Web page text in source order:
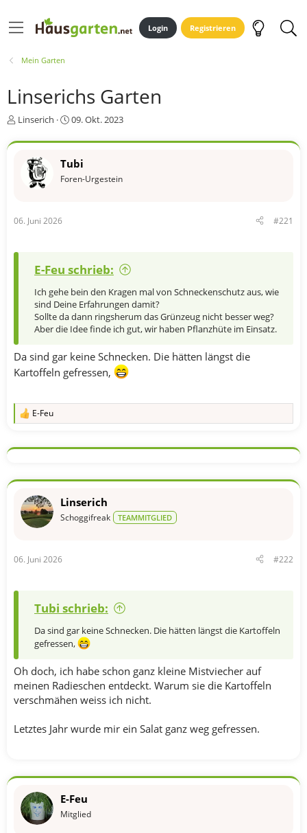
Login Registrieren
Mein Garten
Linserichs Garten
E
s
r
Linserich
E
s
e
l
09. Okt. 2023
Tubi
Foren-Urgestein
06. Juni 2026 #221
E-Feu schrieb:
Ich gehe bein den Kragen mal von Schneckenschutz aus, wie
sind Deine Erfahrungen damit?
Sollte da dann ringsherum das Grünzeug nicht besser weg?
Aber die Idee finde ich gut, wir haben Pflanzhüte im Einsatz.
Da sind gar keine Schnecken. Die hätten längst die
Kartoffeln gefressen,
R
k
o
e
n
E-Feu
Linserich
Schoggifreak TEAMMITGLIED
06. Juni 2026 #222
Tubi schrieb:
Da sind gar keine Schnecken. Die hätten längst die Kartoffeln
gefressen,
Oh doch, ich habe schon ganz kleine Mistviecher auf
meinen Radieschen entdeckt. Warum sie die Kartoffeln
verschmähen weiss ich nicht.
Letztes Jahr wurde mir ein Salat ganz weg gefressen.
E-Feu
Mitglied